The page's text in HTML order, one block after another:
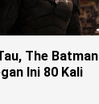
The Batman
Ini 80 Kali